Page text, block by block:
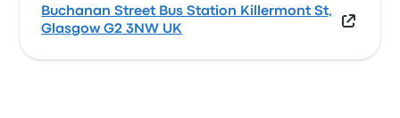
Buchanan Street Bus Station Killermont St,
Glasgow G2 3NW UK